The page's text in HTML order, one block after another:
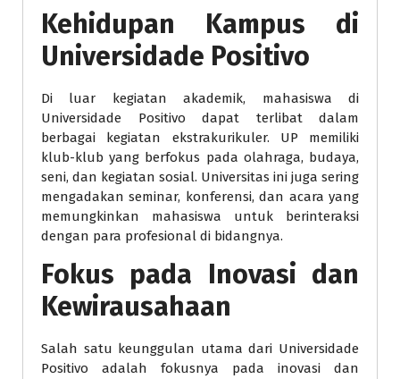
Kehidupan Kampus di
Universidade Positivo
Di luar kegiatan akademik, mahasiswa di
Universidade Positivo dapat terlibat dalam
berbagai kegiatan ekstrakurikuler. UP memiliki
klub-klub yang berfokus pada olahraga, budaya,
seni, dan kegiatan sosial. Universitas ini juga sering
mengadakan seminar, konferensi, dan acara yang
memungkinkan mahasiswa untuk berinteraksi
dengan para profesional di bidangnya.
Fokus pada Inovasi dan
Kewirausahaan
Salah satu keunggulan utama dari Universidade
Positivo adalah fokusnya pada inovasi dan